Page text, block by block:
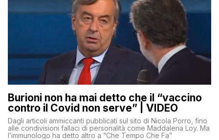
Burioni non ha mai detto che il “vaccino
contro il Covid non serve” | VIDEO
Dagli articoli ammiccanti pubblicati sul sito di Nicola Porro, fino
alle condivisioni fallaci di personalità come Maddalena Loy. Ma
l’immunologo ha detto altro a “Che Tempo Che Fa”